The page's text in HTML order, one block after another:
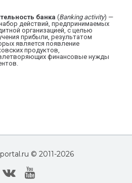
банка (Banking activity) —
действий, предпринимаемых
организацией, с целью
прибыли, результатом
является появление
продуктов,
финансовые нужды
© 2011-2026